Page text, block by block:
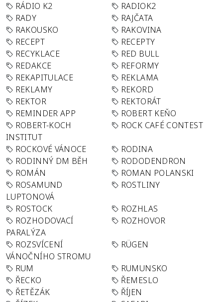
RÁDIO K2
RADIOK2
RADY
RAJČATA
RAKOUSKO
RAKOVINA
RECEPT
RECEPTY
RECYKLACE
RED BULL
REDAKCE
REFORMY
REKAPITULACE
REKLAMA
REKLAMY
REKORD
REKTOR
REKTORÁT
REMINDER APP
ROBERT KEŇO
ROBERT-KOCH
INSTITUT
ROCK CAFÉ CONTEST
ROCKOVÉ VÁNOCE
RODINA
RODINNÝ DM BĚH
RODODENDRON
ROMÁN
ROMAN POLANSKI
ROSAMUND
LUPTONOVÁ
ROSTLINY
ROSTOCK
ROZHLAS
ROZHODOVACÍ
PARALÝZA
ROZHOVOR
ROZSVÍCENÍ
VÁNOČNÍHO STROMU
RÜGEN
RUM
RUMUNSKO
ŘECKO
ŘEMESLO
ŘETĚZÁK
ŘÍJEN